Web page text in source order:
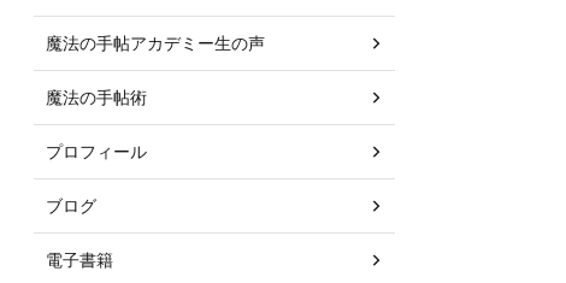
魔法の手帖アカデミー生の声
魔法の手帖術
プロフィール
ブログ
電子書籍